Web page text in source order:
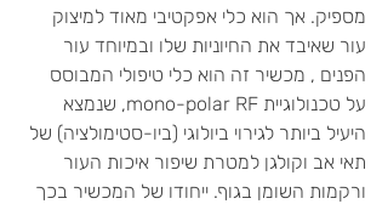
מספיק. אך הוא כלי אפקטיבי מאוד למיצוק
עור שאיבד את החיוניות שלו ובמיוחד עור
הפנים , מכשיר זה הוא כלי טיפולי המבוסס
על טכנולוגיית mono-polar RF, שנמצא
היעיל ביותר לגירוי ביולוגי (ביו-סטימולציה) של
תאי אב וקולגן למטרת שיפור איכות העור
ורקמות השומן בגוף. ייחודו של המכשיר בכך